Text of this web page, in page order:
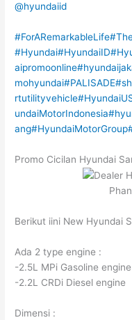
@hyundaiid
#ForARemarkableLife
#Hyundai#HyundaiID
aipromoonline
mohyundai#PALISADE
rtutilityvehicle
undaiMotorIndonesia
ang#HyundaiMotorGroup
Promo Cicilan Hyundai
Berikut iini New Hyundai
Ada 2 type engine :
-2.5L MPi Gasoline engine
-2.2L CRDi Diesel engine
Dimensi :